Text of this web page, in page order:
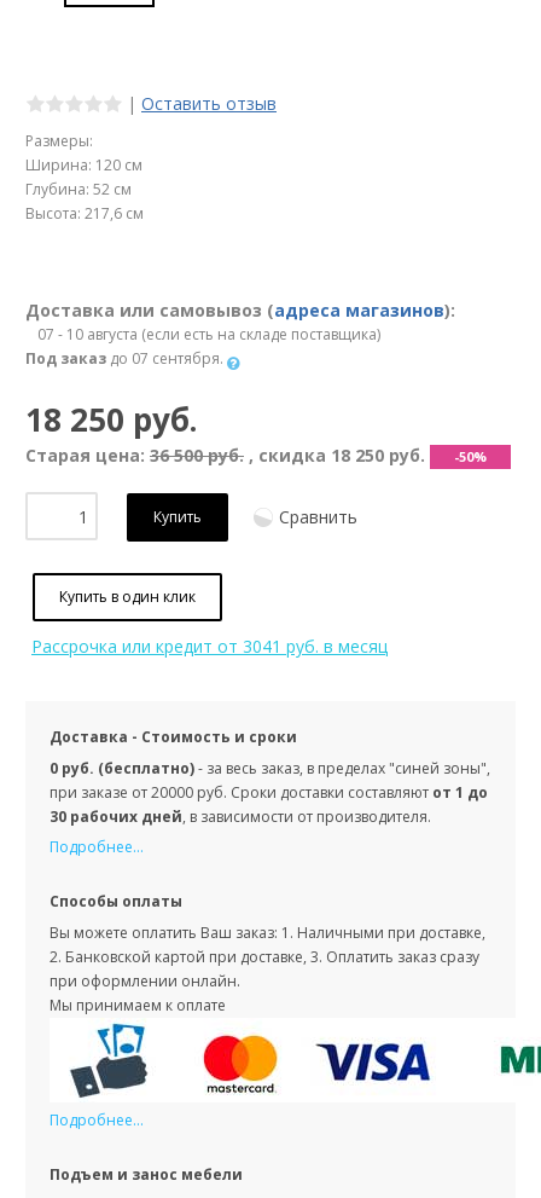
| Оставить отзыв
Размеры:
Ширина: 120 см
Глубина: 52 см
Высота: 217,6 см
Доставка или самовывоз (адреса магазинов):
07 - 10 августа (если есть на складе поставщика)
Под заказ до 07 сентября.
18 250 руб.
Старая цена: 36 500 руб. , скидка 18 250 руб. -50%
Купить Сравнить
Купить в один клик
Рассрочка или кредит от 3041 руб. в месяц
Доставка - Стоимость и сроки
0 руб. (бесплатно)- за весь заказ, в пределах "синей зоны",
при заказе от 20000 руб. Сроки доставки составляют от 1 до
30 рабочих дней, в зависимости от производителя.
Подробнее...
Способы оплаты
Вы можете оплатить Ваш заказ: 1. Наличными при доставке,
2. Банковской картой при доставке, 3. Оплатить заказ сразу
при оформлении онлайн.
Мы принимаем к оплате
Подробнее...
Подъем и занос мебели